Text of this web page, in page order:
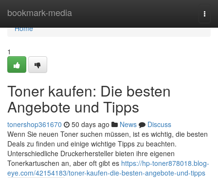
bookmark-media
Home
Home
1
Toner kaufen: Die besten
Angebote und Tipps
tonershop361670 50 days ago News
Discuss
Wenn Sie neuen Toner suchen müssen, ist es wichtig, die besten
Deals zu finden und einige wichtige Tipps zu beachten.
Unterschiedliche Druckerhersteller bieten ihre eigenen
Tonerkartuschen an, aber oft gibt es https://hp-toner878018.blog-
eye.com/42154183/toner-kaufen-die-besten-angebote-und-tipps